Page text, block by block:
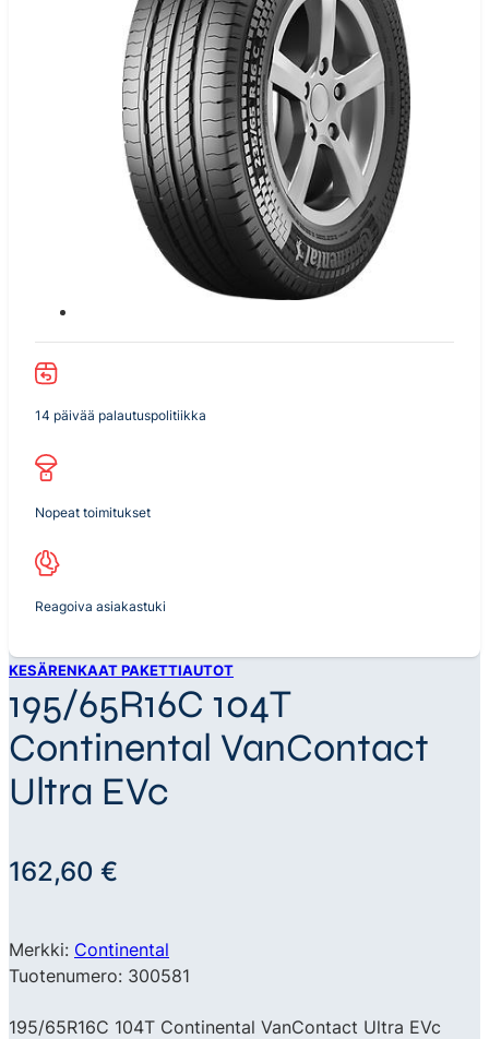
14 päivää palautuspolitiikka
Nopeat toimitukset
Reagoiva asiakastuki
KESÄRENKAAT PAKETTIAUTOT
195/65R16C 104T
Continental VanContact
Ultra EVc
162,60 €
Merkki: Continental
Tuotenumero: 300581
195/65R16C 104T Continental VanContact Ultra EVc